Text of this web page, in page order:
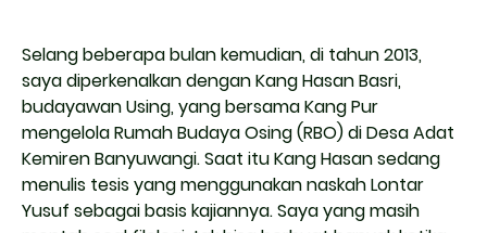
Selang beberapa bulan kemudian, di tahun 2013,
saya diperkenalkan dengan Kang Hasan Basri,
budayawan Using, yang bersama Kang Pur
mengelola Rumah Budaya Osing (RBO) di Desa Adat
Kemiren Banyuwangi. Saat itu Kang Hasan sedang
menulis tesis yang menggunakan naskah Lontar
Yusuf sebagai basis kajiannya. Saya yang masih